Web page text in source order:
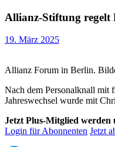
Allianz-Stiftung regelt
19. März 2025
Allianz Forum in Berlin.
Nach dem Personalknall mit
Jahreswechsel wurde mit
Jetzt Plus-Mitglied
Login für Abonnenten Jetzt